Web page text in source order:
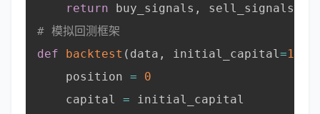
return buy_signals ,
sell_signals
# 模拟回测框架
def
backtest ( data , initial_capital =
    position
=
0
    capital
= initial_capital